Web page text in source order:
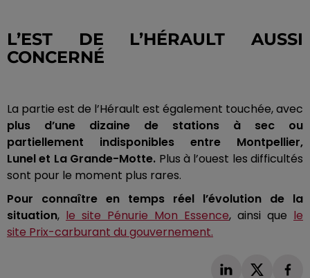
L’EST DE L’HÉRAULT AUSSI
CONCERNÉ
La partie est de l’Hérault est également touchée, avec
plus d’une dizaine de stations à sec ou
partiellement indisponibles entre Montpellier,
Lunelet La Grande-Motte. Plus à l’ouest les difficultés
sont pour le moment plus rares.
Pour connaître en temps réel l’évolution de la
situation, le site Pénurie Mon Essence, ainsi que le
site Prix-carburant du gouvernement.